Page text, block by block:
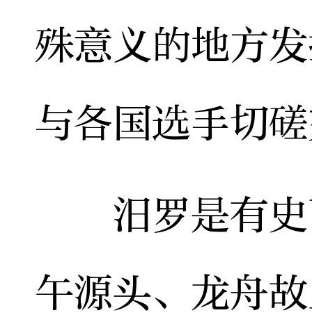
殊意义的地方
与各国选手切
汨罗是有史
午源头、龙舟